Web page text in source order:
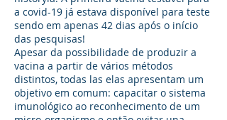
a covid-19 já estava disponível para teste
sendo em apenas 42 dias após o início
das pesquisas!
Apesar da possibilidade de produzir a
vacina a partir de vários métodos
distintos, todas las elas apresentam um
objetivo em comum: capacitar o sistema
imunológico ao reconhecimento de um